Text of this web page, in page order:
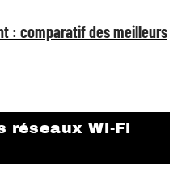
: comparatif des meilleurs
réseaux Wi-Fi